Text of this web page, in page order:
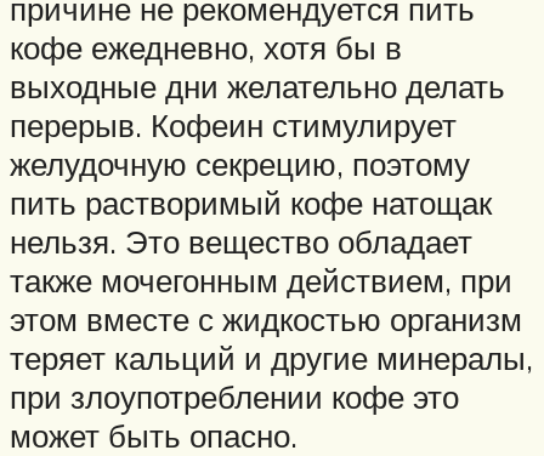
причине не рекомендуется пить
кофе ежедневно, хотя бы в
выходные дни желательно делать
перерыв. Кофеин стимулирует
желудочную секрецию, поэтому
пить растворимый кофе натощак
нельзя. Это вещество обладает
также мочегонным действием, при
этом вместе с жидкостью организм
теряет кальций и другие минералы,
при злоупотреблении кофе это
может быть опасно.